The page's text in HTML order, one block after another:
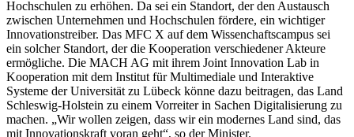
Hochschulen zu erhöhen. Da sei ein Standort, der den Austausch
zwischen Unternehmen und Hochschulen fördere, ein wichtiger
Innovationstreiber. Das MFC X auf dem Wissenchaftscampus sei
ein solcher Standort, der die Kooperation verschiedener Akteure
ermögliche. Die MACH AG mit ihrem Joint Innovation Lab in
Kooperation mit dem Institut für Multimediale und Interaktive
Systeme der Universität zu Lübeck könne dazu beitragen, das Land
Schleswig-Holstein zu einem Vorreiter in Sachen Digitalisierung zu
machen. „Wir wollen zeigen, dass wir ein modernes Land sind, das
mit Innovationskraft voran geht“, so der Minister.